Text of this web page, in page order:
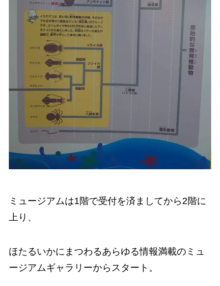
ミュージアムは1階で受付を済ましてから2階に
上り、
ほたるいかにまつわるあらゆる情報満載のミュ
ージアムギャラリーからスタート。